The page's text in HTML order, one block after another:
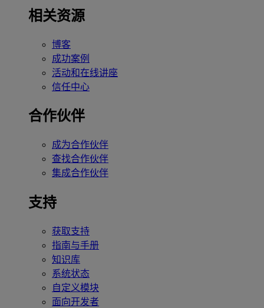
相关资源
博客
成功案例
活动和在线讲座
信任中心
合作伙伴
成为合作伙伴
查找合作伙伴
集成合作伙伴
支持
获取支持
指南与手册
知识库
系统状态
自定义模块
面向开发者